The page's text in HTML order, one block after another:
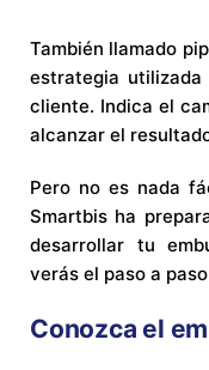
También llamado
estrategia
cliente. Indica el
alcanzar el
Pero no es nada
Smartbis ha
desarrollar tu
verás el paso a
Conozca el